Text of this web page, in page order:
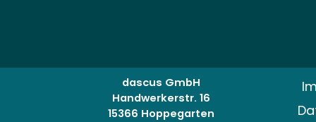
dascus GmbH
Handwerkerstr. 16
15366 Hoppegarten